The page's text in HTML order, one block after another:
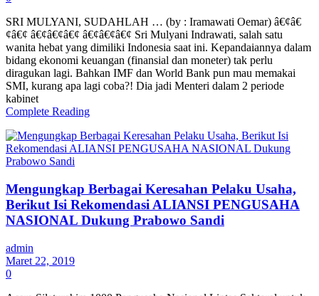
SRI MULYANI, SUDAHLAH … (by : Iramawati Oemar) â€¢â€
¢â€¢ â€¢â€¢â€¢ â€¢â€¢â€¢ Sri Mulyani Indrawati, salah satu
wanita hebat yang dimiliki Indonesia saat ini. Kepandaiannya dalam
bidang ekonomi keuangan (finansial dan moneter) tak perlu
diragukan lagi. Bahkan IMF dan World Bank pun mau memakai
SMI, kurang apa lagi coba?! Dia jadi Menteri dalam 2 periode
kabinet
Complete Reading
Mengungkap Berbagai Keresahan Pelaku Usaha,
Berikut Isi Rekomendasi ALIANSI PENGUSAHA
NASIONAL Dukung Prabowo Sandi
admin
Maret 22, 2019
0